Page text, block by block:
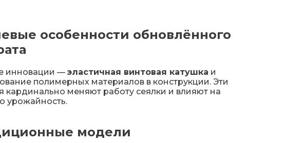
особенности обновлённого
инновации — эластичная винтовая катушка и
полимерных материалов в конструкции. Эти
кардинально меняют работу сеялки и влияют на
урожайность.
модели